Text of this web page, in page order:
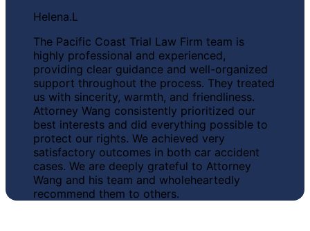
Helena.L
The Pacific Coast Trial Law Firm team is
highly professional and experienced,
providing clear guidance and well-organized
support throughout the process. They treated
us with sincerity, warmth, and friendliness.
Attorney Wang consistently prioritized our
best interests and did everything possible to
protect our rights. We achieved very
satisfactory outcomes in both car accident
cases. We are deeply grateful to Attorney
Wang and his team and wholeheartedly
recommend them to others.